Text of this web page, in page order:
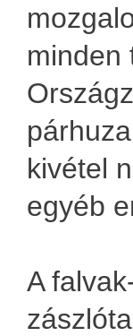
minden
kivétel
egyéb
A